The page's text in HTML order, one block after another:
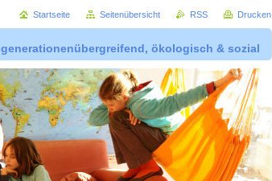
generationenübergreifend, ökologisch & sozial
Startseite Seitenübersicht RSS Drucken